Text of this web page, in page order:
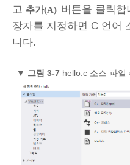
고 추가(A) 버튼을 클릭합
장자를 지정하면 C 언어
니다.
▼ 그림 3‑7 hello.c 소스 파일